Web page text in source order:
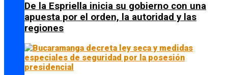
De la Espriella inicia su gobierno con una
apuesta por el orden, la autoridad y las
regiones